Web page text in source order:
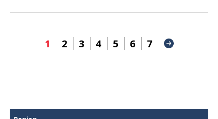
1 2 3 4 5 6 7